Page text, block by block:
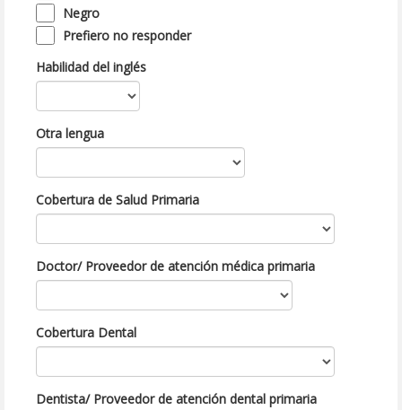
Negro
Prefiero no responder
Habilidad del inglés
Otra lengua
Cobertura de Salud Primaria
Doctor/ Proveedor de atención médica primaria
Cobertura Dental
Dentista/ Proveedor de atención dental primaria